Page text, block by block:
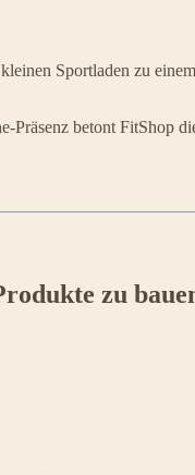
Sportladen zu
Präsenz betont FitShop
zu